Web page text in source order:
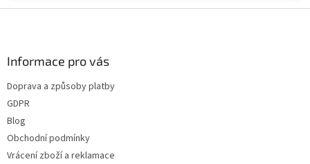
Informace pro vás
Doprava a způsoby platby
GDPR
Blog
Obchodní podmínky
Vrácení zboží a reklamace